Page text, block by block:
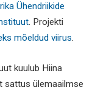
Ühendriikide
. Projekti
mõeldud viirus.
kuulub Hiina
sattus ülemaailmse